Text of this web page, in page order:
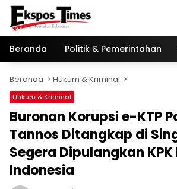
Langsung
konten
Beranda
Politik & Pemerintahan
Beranda Hukum & Kriminal
Hukum & Kriminal
Buronan Korupsi e-KTP
Tannos Ditangkap di
Segera Dipulangkan KPK
Indonesia